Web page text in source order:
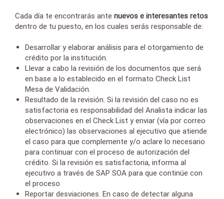
Cada día te encontrarás ante nuevos e interesantes retos
dentro de tu puesto, en los cuales serás responsable de:
Desarrollar y elaborar análisis para el otorgamiento de
crédito por la institución.
Llevar a cabo la revisión de los documentos que será
en base a lo establecido en el formato Check List
Mesa de Validación.
Resultado de la revisión. Si la revisión del caso no es
satisfactoria es responsabilidad del Analista indicar las
observaciones en el Check List y enviar (vía por correo
electrónico) las observaciones al ejecutivo que atiende
el caso para que complemente y/o aclare lo necesario
para continuar con el proceso de autorización del
crédito. Si la revisión es satisfactoria, informa al
ejecutivo a través de SAP SOA para que continúe con
el proceso
Reportar desviaciones. En caso de detectar alguna